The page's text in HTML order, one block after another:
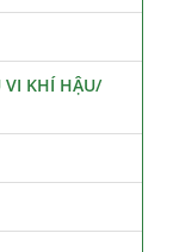
VI KHÍ HẬU/